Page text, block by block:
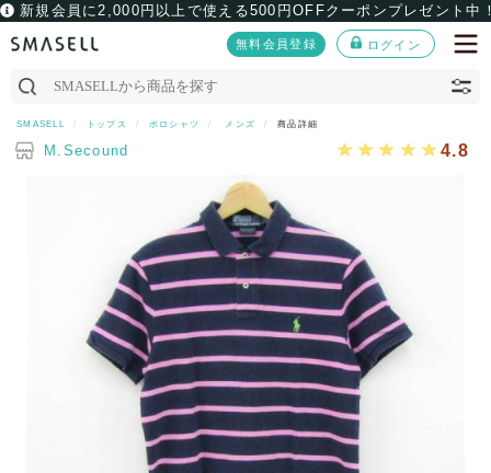
新規会員に2,000円以上で使える500円OFFクーポンプレゼント中
無料会員登録 ログイン
SMASELL トップス ポロシャツ メンズ 商品詳細
M.Secound 4.8